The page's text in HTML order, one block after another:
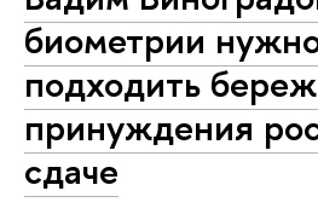
биометрии
подходить
принуждения
сдаче